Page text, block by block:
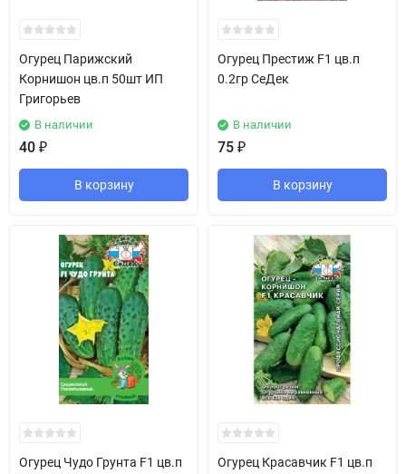
Огурец Парижский
Корнишон цв.п 50шт ИП
Григорьев
В наличии
40 ₽
В корзину
Огурец Престиж F1 цв.п
0.2гр СеДек
В наличии
75 ₽
В корзину
Огурец Чудо Грунта F1 цв.п
Огурец Красавчик F1 цв.п